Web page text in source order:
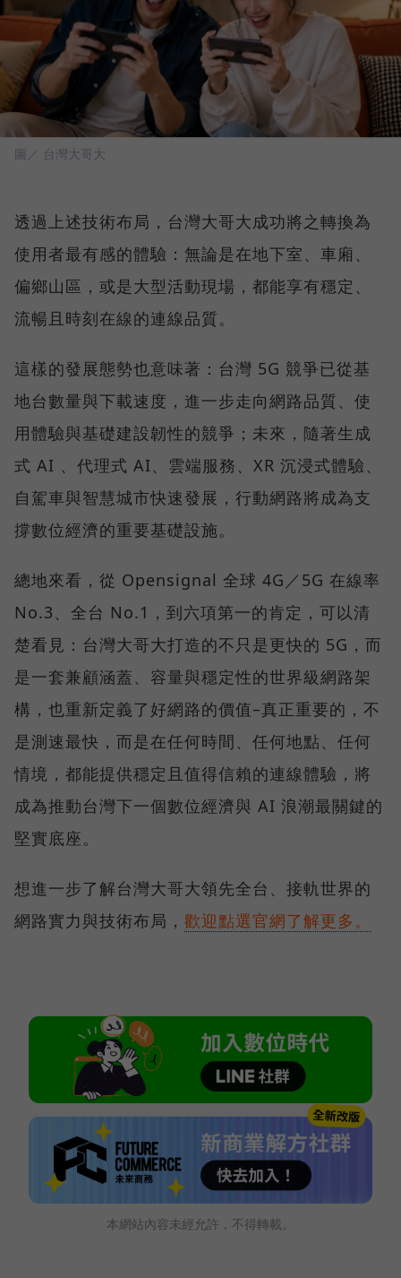
圖／ 台灣大哥大
透過上述技術布局，台灣大哥大成功將之轉換為
使用者最有感的體驗：無論是在地下室、車廂、
偏鄉山區，或是大型活動現場，都能享有穩定、
流暢且時刻在線的連線品質。
這樣的發展態勢也意味著：台灣 5G 競爭已從基
地台數量與下載速度，進一步走向網路品質、使
用體驗與基礎建設韌性的競爭；未來，隨著生成
式 AI 、代理式 AI、雲端服務、XR 沉浸式體驗、
自駕車與智慧城市快速發展，行動網路將成為支
撐數位經濟的重要基礎設施。
總地來看，從 Opensignal 全球 4G／5G 在線率
No.3、全台 No.1，到六項第一的肯定，可以清
楚看見：台灣大哥大打造的不只是更快的 5G，而
是一套兼顧涵蓋、容量與穩定性的世界級網路架
構，也重新定義了好網路的價值–真正重要的，不
是測速最快，而是在任何時間、任何地點、任何
情境，都能提供穩定且值得信賴的連線體驗，將
成為推動台灣下一個數位經濟與 AI 浪潮最關鍵的
堅實底座。
想進一步了解台灣大哥大領先全台、接軌世界的
網路實力與技術布局， 歡迎點選官網了解更多。
本網站內容未經允許，不得轉載。